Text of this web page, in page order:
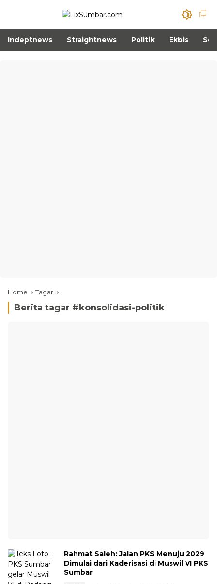
Indeptnews Straightnews Politik Ekbis
Home Tagar
Berita tagar #konsolidasi-politik
Rahmat Saleh: Jalan PKS Menuju 2029
Dimulai dari Kaderisasi di Muswil VI PKS
Sumbar